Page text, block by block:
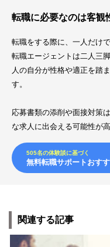
転職に必要なのは客観
転職をする際に、一人だけ
転職エージェントは二人三
人の自分が性格や適正を踏
す。
応募書類の添削や面接対策
な求人に出会える可能性が高
505名の体験談に基づく
無料転職サポートおす
関連する記事